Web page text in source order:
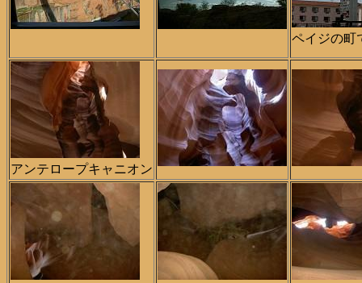
ペイジの町
アンテロープキャニオン